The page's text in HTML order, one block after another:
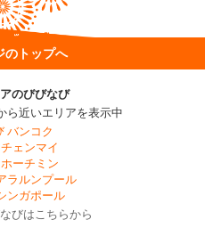
のトップへ
のびびなび
ら近いエリアを表示中
バンコク
ェンマイ
ーチミン
ラルンプール
ンガポール
びはこちらから